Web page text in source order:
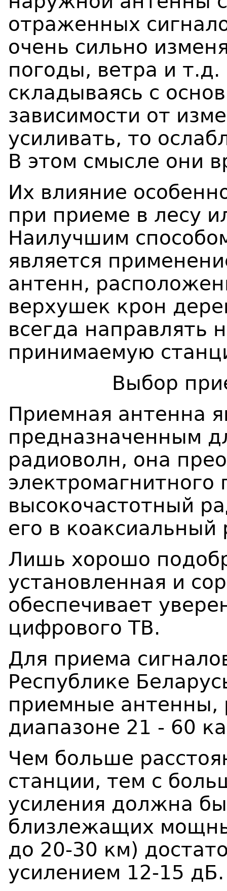
отраженных
очень сильно
погоды, ветра и
складываясь с
зависимости от
усиливать, то
В этом смысле они
Их влияние
при приеме в лесу
Наилучшим
является
антенн,
верхушек крон
всегда направлять
принимаемую
Выбор
Приемная антенна
предназначенным
радиоволн, она
электромагнитного
высокочастотный
его в коаксиальный
Лишь хорошо
установленная и
обеспечивает
цифрового ТВ.
Для приема
Республике
приемные антенны,
диапазоне 21 - 60
Чем больше
станции, тем с
усиления должна
близлежащих
до 20-30 км)
усилением 12-15 дБ.